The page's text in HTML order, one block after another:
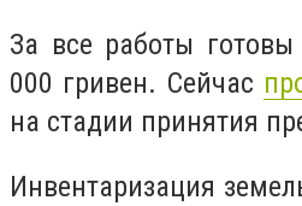
За все работы
000 гривен. Сейчас
на стадии принятия
Инвентаризация